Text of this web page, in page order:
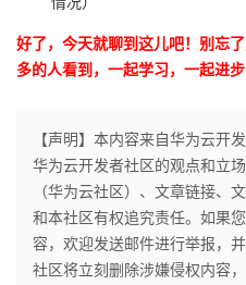
好了，今天就聊到这儿吧！别忘
多的人看到，一起学习，一起进步
【声明】本内容来自华为云开
华为云开发者社区的观点和立
（华为云社区）、文章链接、
和本社区有权追究责任。如果
容，欢迎发送邮件进行举报，
社区将立刻删除涉嫌侵权内容，